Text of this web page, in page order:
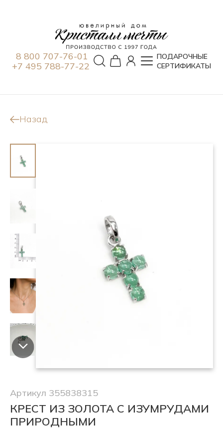
8 800 707-76-01
+7 495 788-77-22
ПОДАРОЧНЫЕ
СЕРТИФИКАТЫ
Назад
Артикул 355838315
КРЕСТ ИЗ ЗОЛОТА С ИЗУМРУДАМИ
ПРИРОДНЫМИ